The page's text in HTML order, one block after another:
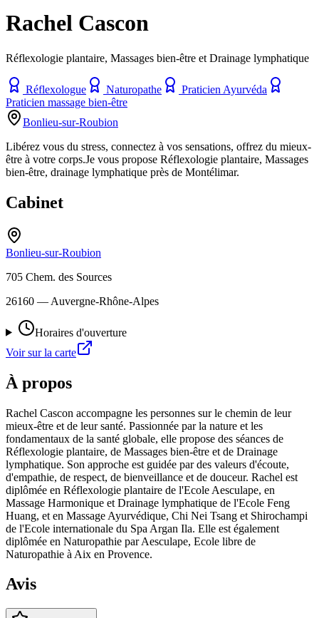
Rachel Cascon
Réflexologie plantaire, Massages bien-être et Drainage lymphatique
Réflexologue Naturopathe
Praticien Ayurvéda
Praticien massage bien-être
Bonlieu-sur-Roubion
Libérez vous du stress, connectez à vos sensations, offrez du mieux-
être à votre corps.Je vous propose Réflexologie plantaire, Massages
bien-être, drainage lymphatique près de Montélimar.
Cabinet
Bonlieu-sur-Roubion
705 Chem. des Sources
26160 — Auvergne-Rhône-Alpes
Horaires d'ouverture
Voir sur la carte
À propos
Rachel Cascon accompagne les personnes sur le chemin de leur
mieux-être et de leur santé. Passionnée par la nature et les
fondamentaux de la santé globale, elle propose des séances de
Réflexologie plantaire, de Massages bien-être et de Drainage
lymphatique. Son approche est guidée par des valeurs d'écoute,
d'empathie, de respect, de bienveillance et de douceur. Rachel est
diplômée en Réflexologie plantaire de l'Ecole Aesculape, en
Massage Harmonique et Drainage lymphatique de l'Ecole Feng
Huang, et en Massage Ayurvédique, Chi Nei Tsang et Shirochampi
de l'Ecole internationale du Spa Argan Ila. Elle est également
diplômée en Naturopathie par Aesculape, Ecole libre de
Naturopathie à Aix en Provence.
Avis